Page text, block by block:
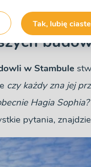
w Stambule
czy każdy zna jej
Hagia
pytania,
Tak, lubię